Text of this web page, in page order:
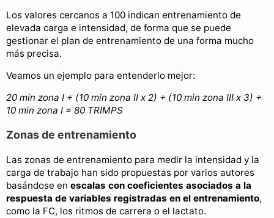
Los valores cercanos a 100 indican entrenamiento de
elevada carga e intensidad, de forma que se puede
gestionar el plan de entrenamiento de una forma mucho
más precisa.
Veamos un ejemplo para entenderlo mejor:
20 min zona I + (10 min zona II x 2) + (10 min zona III x 3) +
10 min zona I = 80 TRIMPS
Zonas de entrenamiento
Las zonas de entrenamiento para medir la intensidad y la
carga de trabajo han sido propuestas por varios autores
basándose en escalas con coeficientes asociados a la
respuesta de variables registradas en el entrenamiento,
como la FC, los ritmos de carrera o el lactato.